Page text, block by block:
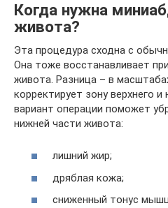
Когда нужна
живота?
Эта процедура сходна с
Она тоже восстанавливает
живота. Разница – в
корректирует зону верхнего
вариант операции поможет
нижней части живота:
лишний жир;
дряблая кожа;
сниженный тонус